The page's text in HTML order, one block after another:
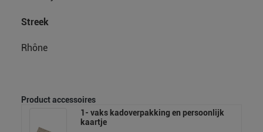
Streek
Rhône
Product accessoires
1- vaks kadoverpakking en persoonlijk
kaartje